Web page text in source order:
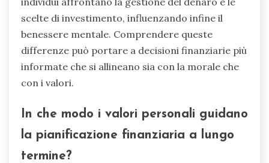
scelte di investimento, influenzando infine il
benessere mentale. Comprendere queste
differenze può portare a decisioni finanziarie più
informate che si allineano sia con la morale che
con i valori.
In che modo i valori personali guidano
la pianificazione finanziaria a lungo
termine?